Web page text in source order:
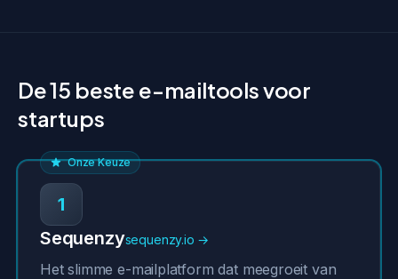
De 15 beste e-mailtools voor
startups
Onze Keuze
1
Sequenzysequenzy.io →
Het slimme e-mailplatform dat meegroeit van